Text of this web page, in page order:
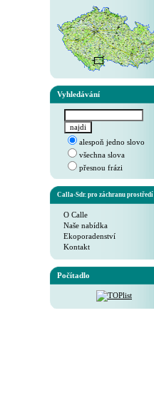
Vyhledávání
alespoň jedno slovo
všechna slova
přesnou frázi
Calla-Sdr. pro záchranu prostředí
O Calle
Naše nabídka
Ekoporadenství
Kontakt
Počítadlo